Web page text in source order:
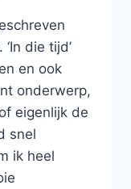
die tijd’
en ook
onderwerp,
eigenlijk de
snel
ik heel